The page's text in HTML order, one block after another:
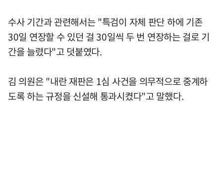
수사 기간과 관련해서는 "특검이 자체 판단 하에 기존
30일 연장할 수 있던 걸 30일씩 두 번 연장하는 걸로 기
간을 늘렸다"고 덧붙였다.
김 의원은 "내란 재판은 1심 사건을 의무적으로 중계하
도록 하는 규정을 신설해 통과시켰다"고 말했다.